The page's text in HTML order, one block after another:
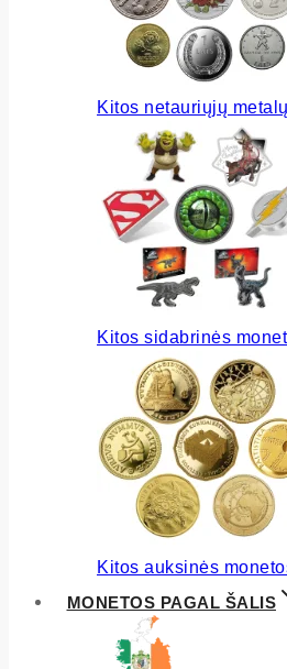
Kitos netauriųjų
Kitos sidabrinės
Kitos auksinės
MONETOS PAGAL ŠALIS